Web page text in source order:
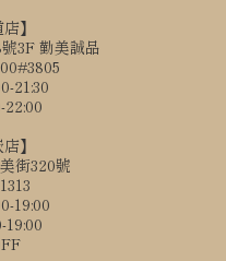
】
3F 勤美誠品
21:30
22:00
】
街320號
19:00
19:00